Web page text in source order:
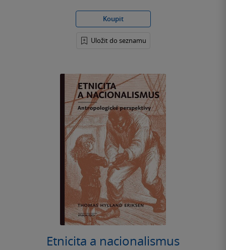
Koupit
Uložit do seznamu
Etnicita a nacionalismus